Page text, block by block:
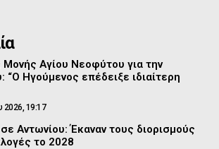
Αγίου Νεοφύτου για την
“Ο Ηγούμενος επέδειξε ιδιαίτερη
2026, 19:17
Αντωνίου: Έκαναν τους διορισμούς
το 2028